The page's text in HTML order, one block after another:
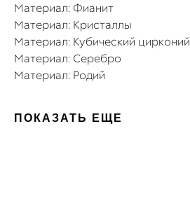
Материал: Фианит
Материал: Кристаллы
Материал: Кубический цирконий
Материал: Серебро
Материал: Родий
ПОКАЗАТЬ ЕЩЕ